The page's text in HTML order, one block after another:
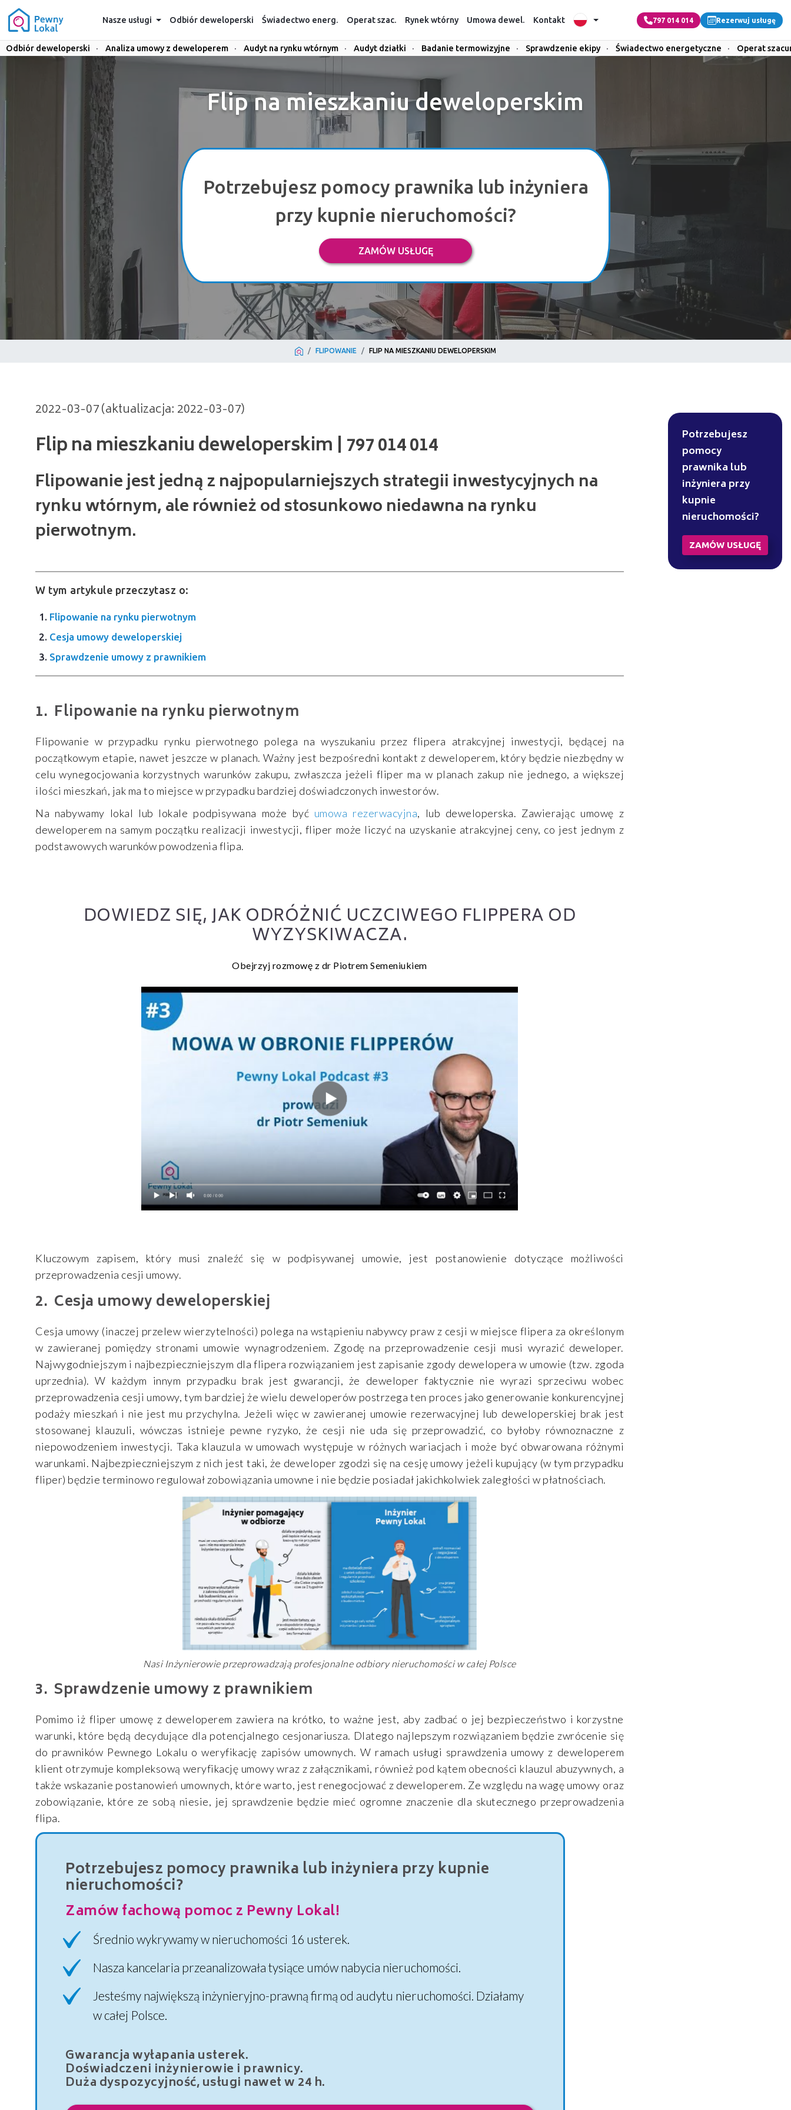
Nasze usługi Odbiór deweloperski Świadectwo energ. Operat szac. Rynek wtórny Umowa dewel. Kontakt 797 014 014 Rezerwuj usługę
Odbiór deweloperski · Analiza umowy z deweloperem · Audyt na rynku wtórnym · Audyt działki · Badanie termowizyjne · Sprawdzenie ekipy · Świadectwo energetyczne · Operat
Flip na mieszkaniu deweloperskim
Potrzebujesz pomocy prawnika lub inżyniera
przy kupnie nieruchomości?
ZAMÓW USŁUGĘ
FLIPOWANIE FLIP NA MIESZKANIU DEWELOPERSKIM
2022-03-07 (aktualizacja: 2022-03-07)
Flip na mieszkaniu deweloperskim | 797 014 014
Flipowanie jest jedną z najpopularniejszych strategii inwestycyjnych na
rynku wtórnym, ale również od stosunkowo niedawna na rynku
pierwotnym.
W tym artykule przeczytasz o:
Flipowanie na rynku pierwotnym
Cesja umowy deweloperskiej
Sprawdzenie umowy z prawnikiem
Flipowanie na rynku pierwotnym
Flipowanie w przypadku rynku pierwotnego polega na wyszukaniu przez flipera atrakcyjnej inwestycji, będącej na
początkowym etapie, nawet jeszcze w planach. Ważny jest bezpośredni kontakt z deweloperem, który będzie niezbędny w
celu wynegocjowania korzystnych warunków zakupu, zwłaszcza jeżeli fliper ma w planach zakup nie jednego, a większej
ilości mieszkań, jak ma to miejsce w przypadku bardziej doświadczonych inwestorów.
Na nabywamy lokal lub lokale podpisywana może być umowa rezerwacyjna, lub deweloperska. Zawierając umowę z
deweloperem na samym początku realizacji inwestycji, fliper może liczyć na uzyskanie atrakcyjnej ceny, co jest jednym z
podstawowych warunków powodzenia flipa.
DOWIEDZ SIĘ, JAK ODRÓŻNIĆ UCZCIWEGO FLIPPERA OD
WYZYSKIWACZA.
Obejrzyj rozmowę z dr Piotrem Semeniukiem
Kluczowym zapisem, który musi znaleźć się w podpisywanej umowie, jest postanowienie dotyczące możliwości
przeprowadzenia cesji umowy.
Cesja umowy deweloperskiej
Cesja umowy (inaczej przelew wierzytelności) polega na wstąpieniu nabywcy praw z cesji w miejsce flipera za określonym
w zawieranej pomiędzy stronami umowie wynagrodzeniem. Zgodę na przeprowadzenie cesji musi wyrazić deweloper.
Najwygodniejszym i najbezpieczniejszym dla flipera rozwiązaniem jest zapisanie zgody dewelopera w umowie (tzw. zgoda
uprzednia). W każdym innym przypadku brak jest gwarancji, że deweloper faktycznie nie wyrazi sprzeciwu wobec
przeprowadzenia cesji umowy, tym bardziej że wielu deweloperów postrzega ten proces jako generowanie konkurencyjnej
podaży mieszkań i nie jest mu przychylna. Jeżeli więc w zawieranej umowie rezerwacyjnej lub deweloperskiej brak jest
stosowanej klauzuli, wówczas istnieje pewne ryzyko, że cesji nie uda się przeprowadzić, co byłoby równoznaczne z
niepowodzeniem inwestycji. Taka klauzula w umowach występuje w różnych wariacjach i może być obwarowana różnymi
warunkami. Najbezpieczniejszym z nich jest taki, że deweloper zgodzi się na cesję umowy jeżeli kupujący (w tym przypadku
fliper) będzie terminowo regulował zobowiązania umowne i nie będzie posiadał jakichkolwiek zaległości w płatnościach.
Nasi Inżynierowie przeprowadzają profesjonalne odbiory nieruchomości w całej Polsce
Sprawdzenie umowy z prawnikiem
Pomimo iż fliper umowę z deweloperem zawiera na krótko, to ważne jest, aby zadbać o jej bezpieczeństwo i korzystne
warunki, które będą decydujące dla potencjalnego cesjonariusza. Dlatego najlepszym rozwiązaniem będzie zwrócenie się
do prawników Pewnego Lokalu o weryfikację zapisów umownych. W ramach usługi sprawdzenia umowy z deweloperem
klient otrzymuje kompleksową weryfikację umowy wraz z załącznikami, również pod kątem obecności klauzul abuzywnych, a
także wskazanie postanowień umownych, które warto, jest renegocjować z deweloperem. Ze względu na wagę umowy oraz
zobowiązanie, które ze sobą niesie, jej sprawdzenie będzie mieć ogromne znaczenie dla skutecznego przeprowadzenia
flipa.
Potrzebujesz pomocy prawnika lub inżyniera przy kupnie
nieruchomości?
Zamów fachową pomoc z Pewny Lokal!
Średnio wykrywamy w nieruchomości 16 usterek.
Nasza kancelaria przeanalizowała tysiące umów nabycia nieruchomości.
Jesteśmy największą inżynieryjno-prawną firmą od audytu nieruchomości. Działamy
w całej Polsce.
Gwarancja wyłapania usterek.
Doświadczeni inżynierowie i prawnicy.
Duża dyspozycyjność, usługi nawet w 24 h.
Potrzebujesz
pomocy
prawnika lub
inżyniera przy
kupnie
nieruchomości?
ZAMÓW USŁUGĘ